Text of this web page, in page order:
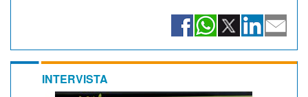
INTERVISTA